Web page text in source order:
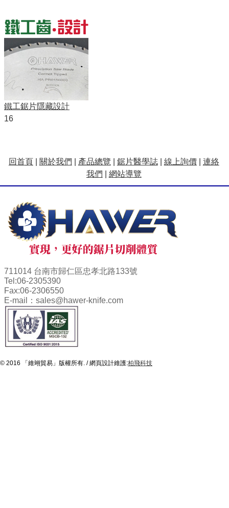
鐵工鋸片隱藏設計
16
回首頁| 關於我們 產品總覽 鋸片醫學誌| 線上詢價| 連絡
我們
網站導覽
711014 台南市歸仁區忠孝北路133號
Tel:06-2305390
Fax:06-2306550
E-mail： sales@hawer-knife.com
© 2016 「維翊貿易」版權所有. / 網頁設計維護:柏飛科技